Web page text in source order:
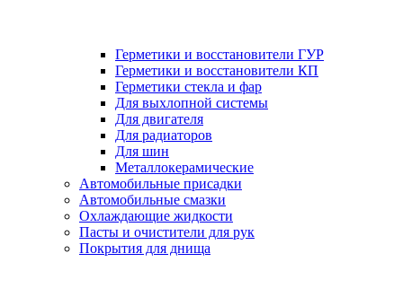
Герметики и восстановители ГУР
Герметики и восстановители КП
Герметики стекла и фар
Для выхлопной системы
Для двигателя
Для радиаторов
Для шин
Металлокерамические
Автомобильные присадки
Автомобильные смазки
Охлаждающие жидкости
Пасты и очистители для рук
Покрытия для днища